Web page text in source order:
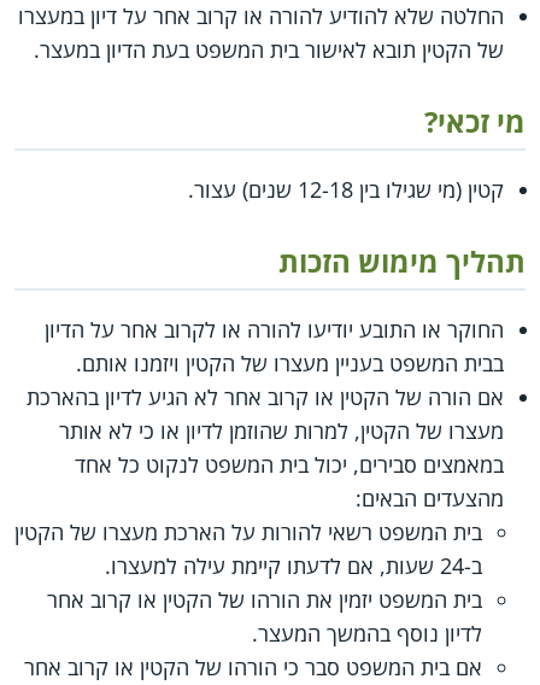
החלטה שלא להודיע להורה או קרוב אחר על דיון במעצרו
של הקטין תובא לאישור בית המשפט בעת הדיון במעצר.
מי זכאי?
קטין (מי שגילו בין 12-18 שנים) עצור.
תהליך מימוש הזכות
החוקר או התובע יודיעו להורה או לקרוב אחר על הדיון
בבית המשפט בעניין מעצרו של הקטין ויזמנו אותם.
אם הורה של הקטין או קרוב אחר לא הגיע לדיון בהארכת
מעצרו של הקטין, למרות שהוזמן לדיון או כי לא אותר
במאמצים סבירים, יכול בית המשפט לנקוט כל אחד
מהצעדים הבאים:
בית המשפט רשאי להורות על הארכת מעצרו של הקטין
ב-24 שעות, אם לדעתו קיימת עילה למעצרו.
בית המשפט יזמין את הורהו של הקטין או קרוב אחר
לדיון נוסף בהמשך המעצר.
אם בית המשפט סבר כי הורהו של הקטין או קרוב אחר